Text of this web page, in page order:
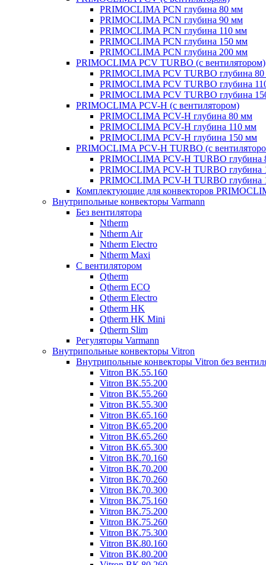
PRIMOCLIMA PCN глубина 80 мм
PRIMOCLIMA PCN глубина 90 мм
PRIMOCLIMA PCN глубина 110 мм
PRIMOCLIMA PCN глубина 150 мм
PRIMOCLIMA PCN глубина 200 мм
PRIMOCLIMA PCV TURBO (c вентилятором)
PRIMOCLIMA PCV TURBO глубина
PRIMOCLIMA PCV TURBO глубина
PRIMOCLIMA PCV TURBO глубина
PRIMOCLIMA PCV-H (c вентилятором)
PRIMOCLIMA PCV-H глубина 80 мм
PRIMOCLIMA PCV-H глубина 110 мм
PRIMOCLIMA PCV-H глубина 150 мм
PRIMOCLIMA PCV-H TURBO (c
PRIMOCLIMA PCV-H TURBO глубина
PRIMOCLIMA PCV-H TURBO глубина
PRIMOCLIMA PCV-H TURBO глубина
Комплектующие для конвекторов
Внутрипольные конвекторы Varmann
Без вентилятора
Ntherm
Ntherm Air
Ntherm Electro
Ntherm Maxi
С вентилятором
Qtherm
Qtherm ECO
Qtherm Electro
Qtherm HK
Qtherm HK Mini
Qtherm Slim
Регуляторы Varmann
Внутрипольные конвекторы Vitron
Внутрипольные конвекторы Vitron без
Vitron ВК.55.160
Vitron ВК.55.200
Vitron ВК.55.260
Vitron ВК.55.300
Vitron ВК.65.160
Vitron ВК.65.200
Vitron ВК.65.260
Vitron ВК.65.300
Vitron ВК.70.160
Vitron ВК.70.200
Vitron ВК.70.260
Vitron ВК.70.300
Vitron ВК.75.160
Vitron ВК.75.200
Vitron ВК.75.260
Vitron ВК.75.300
Vitron ВК.80.160
Vitron ВК.80.200